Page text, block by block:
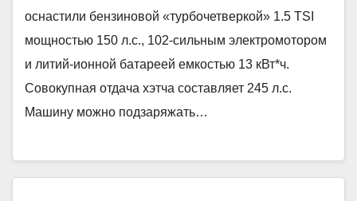
оснастили бензиновой «турбочетверкой» 1.5 TSI
мощностью 150 л.с., 102-сильным электромотором
и литий-ионной батареей емкостью 13 кВт*ч.
Совокупная отдача хэтча составляет 245 л.с.
Машину можно подзаряжать…